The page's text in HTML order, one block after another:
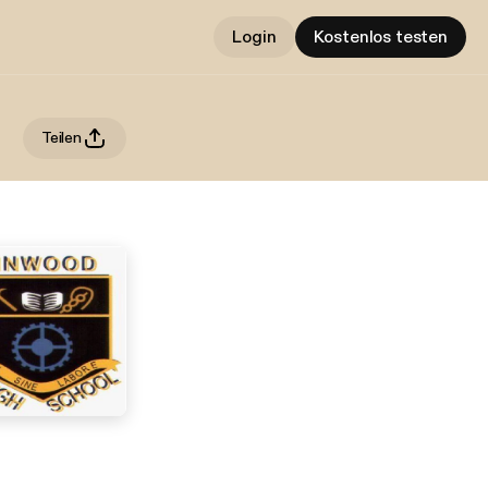
Login Kostenlos testen
Teilen